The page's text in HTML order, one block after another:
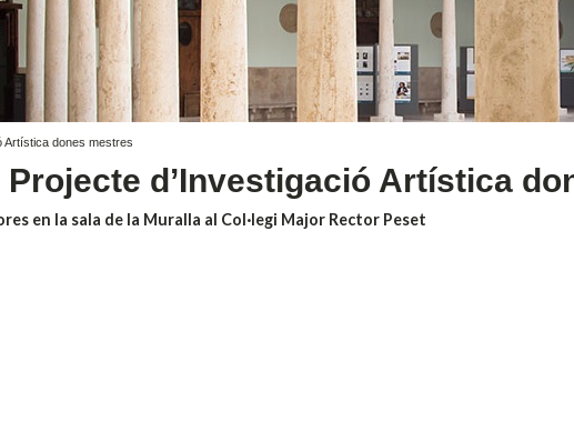
Artística dones mestres
d’Investigació Artística
en la sala de la Muralla al Col·legi Major Rector Peset